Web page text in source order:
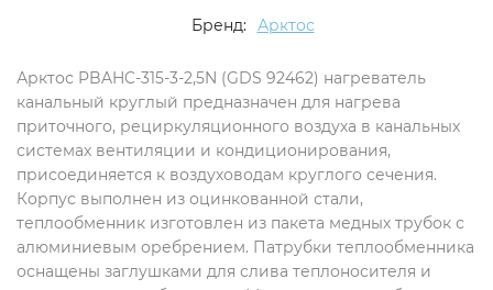
Бренд: Арктос
Арктос PBAHC-315-3-2,5N (GDS 92462) нагреватель
канальный круглый предназначен для нагрева
приточного, рециркуляционного воздуха в канальных
системах вентиляции и кондиционирования,
присоединяется к воздуховодам круглого сечения.
Корпус выполнен из оцинкованной стали,
теплообменник изготовлен из пакета медных трубок с
алюминиевым оребрением. Патрубки теплообменника
оснащены заглушками для слива теплоносителя и